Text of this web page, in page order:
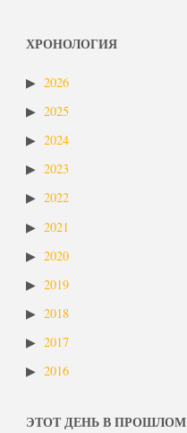
ХРОНОЛОГИЯ
2026
2025
2024
2023
2022
2021
2020
2019
2018
2017
2016
ЭТОТ ДЕНЬ В ПРОШЛОМ